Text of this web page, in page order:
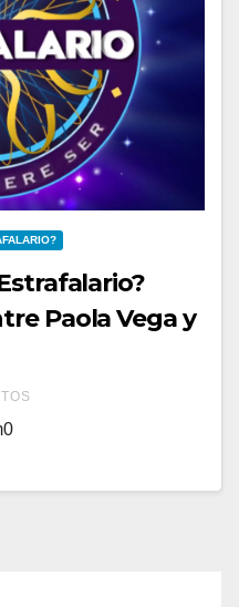
Paola Vega y